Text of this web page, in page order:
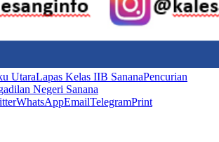
UtaraLapas Kelas IIB SananaPencurian
Negeri Sanana
WhatsAppEmailTelegramPrint